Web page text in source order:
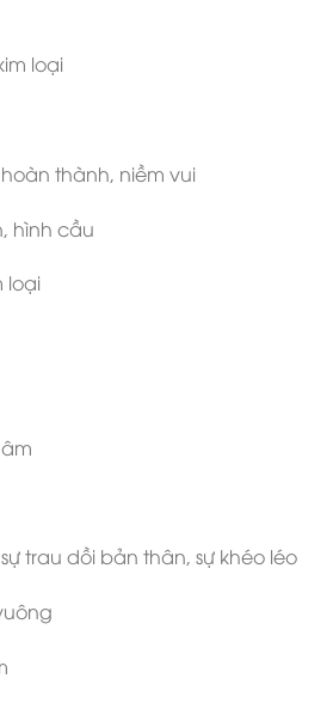
loại
hoàn thành, niềm vui
hình cầu
loại
trau dồi bản thân, sự khéo léo